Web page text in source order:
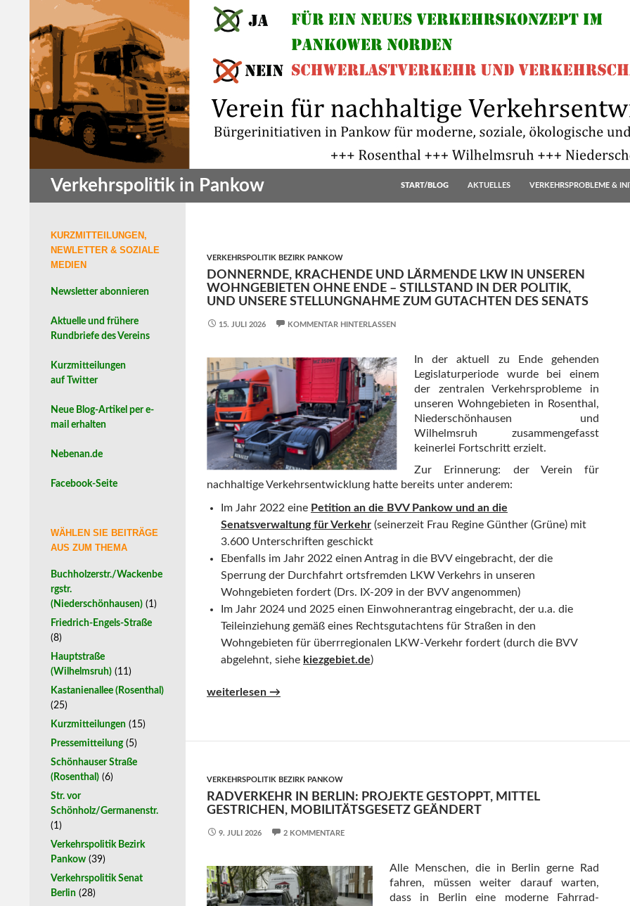
springen
Verkehrspolitik in Pankow
Suchen
START/BLOG AKTUELLES VERKEHRSPROBLEME &
VERKEHRSPOLITIK BEZIRK PANKOW
DONNERNDE, KRACHENDE UND LÄRMENDE LKW IN UNSEREN
WOHNGEBIETEN OHNE ENDE – STILLSTAND IN DER POLITIK,
UND UNSERE STELLUNGNAHME ZUM GUTACHTEN DES SENATS
15. JULI 2026 KOMMENTAR HINTERLASSEN
In der aktuell zu Ende gehenden
Legislaturperiode wurde bei einem
der zentralen Verkehrsprobleme in
unseren Wohngebieten in Rosenthal,
Niederschönhausen und
Wilhelmsruh zusammengefasst
keinerlei Fortschritt erzielt.
Zur Erinnerung: der Verein für
nachhaltige Verkehrsentwicklung hatte bereits unter anderem:
Im Jahr 2022 eine Petition an die BVV Pankow und an die
Senatsverwaltung für Verkehr (seinerzeit Frau Regine Günther (Grüne) mit
3.600 Unterschriften geschickt
Ebenfalls im Jahr 2022 einen Antrag in die BVV eingebracht, der die
Sperrung der Durchfahrt ortsfremden LKW Verkehrs in unseren
Wohngebieten fordert (Drs. IX-209 in der BVV angenommen)
Im Jahr 2024 und 2025 einen Einwohnerantrag eingebracht, der u.a. die
Teileinziehung gemäß eines Rechtsgutachtens für Straßen in den
Wohngebieten für überrregionalen LKW-Verkehr fordert (durch die BVV
abgelehnt, siehe kiezgebiet.de)
Donnernde, krachende und lärmende LKW in unseren Wohngebieten ohne Ende
weiterlesen →
VERKEHRSPOLITIK BEZIRK PANKOW
RADVERKEHR IN BERLIN: PROJEKTE GESTOPPT, MITTEL
GESTRICHEN, MOBILITÄTSGESETZ GEÄNDERT
9. JULI 2026 2 KOMMENTARE
Alle Menschen, die in Berlin gerne Rad
fahren, müssen weiter darauf warten,
dass in Berlin eine moderne Fahrrad-
KURZMITTEILUNGEN,
NEWLETTER & SOZIALE
MEDIEN
Newsletter abonnieren
Aktuelle und frühere
Rundbriefe des Vereins
Kurzmitteilungen
auf Twitter
Neue Blog-Artikel per e-
mail erhalten
Nebenan.de
Facebook-Seite
WÄHLEN SIE BEITRÄGE
AUS ZUM THEMA
Buchholzerstr./Wackenbe
rgstr.
(Niederschönhausen) (1)
Friedrich-Engels-Straße
(8)
Hauptstraße
(Wilhelmsruh) (11)
Kastanienallee (Rosenthal)
(25)
Kurzmitteilungen (15)
Pressemitteilung(5)
Schönhauser Straße
(Rosenthal) (6)
Str. vor
Schönholz/Germanenstr.
(1)
Verkehrspolitik Bezirk
Pankow (39)
Verkehrspolitik Senat
Berlin (28)